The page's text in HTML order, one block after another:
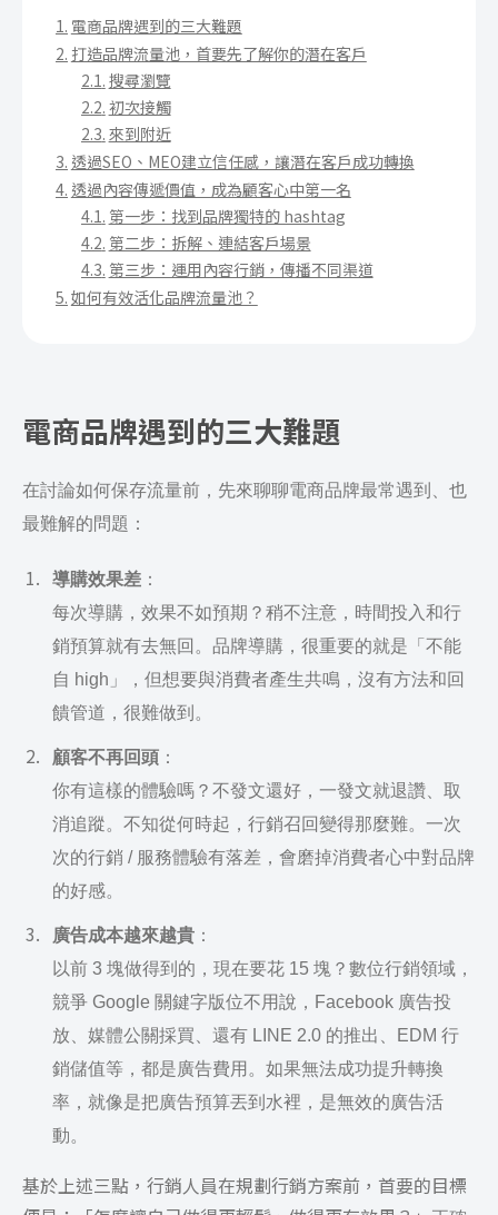
電商品牌遇到的三大難題
打造品牌流量池，首要先了解你的潛在客戶
搜尋瀏覽
初次接觸
來到附近
透過SEO、MEO建立信任感，讓潛在客戶成功轉換
透過內容傳遞價值，成為顧客心中第一名
第一步：找到品牌獨特的 hashtag
第二步：拆解、連結客戶場景
第三步：運用內容行銷，傳播不同渠道
如何有效活化品牌流量池？
電商品牌遇到的三大難題
在討論如何保存流量前，先來聊聊電商品牌最常遇到、也
最難解的問題：
導購效果差 ：
每次導購，效果不如預期？稍不注意，時間投入和行
銷預算就有去無回。品牌導購，很重要的就是「不能
自 high」，但想要與消費者產生共鳴，沒有方法和回
饋管道，很難做到。
顧客不再回頭 ：
你有這樣的體驗嗎？不發文還好，一發文就退讚、取
消追蹤。不知從何時起，行銷召回變得那麼難。一次
次的行銷 / 服務體驗有落差，會磨掉消費者心中對品牌
的好感。
廣告成本越來越貴 ：
以前 3 塊做得到的，現在要花 15 塊？數位行銷領域，
競爭 Google 關鍵字版位不用說，Facebook 廣告投
放、媒體公關採買、還有 LINE 2.0 的推出、EDM 行
銷儲值等，都是廣告費用。如果無法成功提升轉換
率，就像是把廣告預算丟到水裡，是無效的廣告活
動。
基於上述三點，行銷人員在規劃行銷方案前，首要的目標